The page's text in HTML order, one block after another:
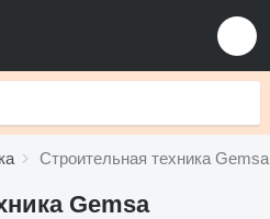
Строительная техника Gemsa
Gemsa